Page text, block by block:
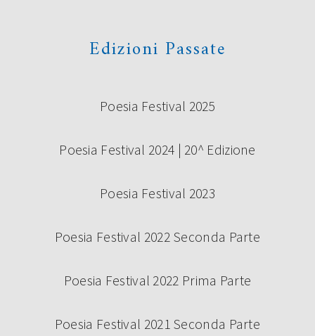
Edizioni Passate
Poesia Festival 2025
Poesia Festival 2024 | 20^ Edizione
Poesia Festival 2023
Poesia Festival 2022 Seconda Parte
Poesia Festival 2022 Prima Parte
Poesia Festival 2021 Seconda Parte